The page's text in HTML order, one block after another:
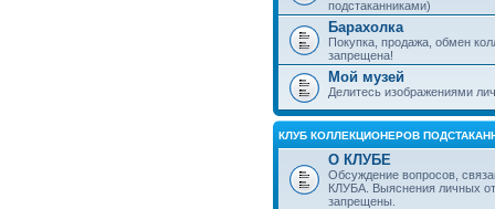
подстаканниками)
Барахолка
Покупка, продажа, обмен
запрещена!
Мой музей
Делитесь изображениями
КЛУБ КОЛЛЕКЦИОНЕРОВ
О КЛУБЕ
Обсуждение вопросов,
КЛУБА. Выяснения личных
запрещены.